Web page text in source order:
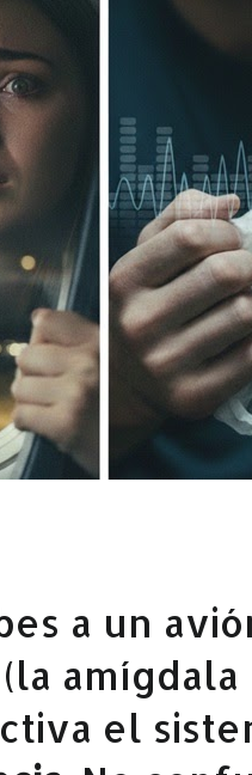
a un
el